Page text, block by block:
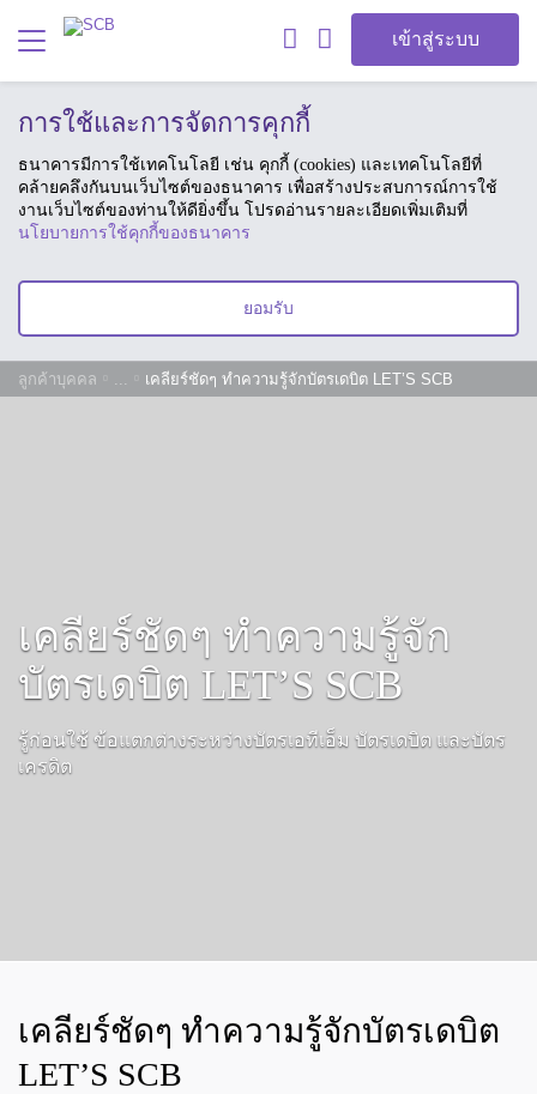
เข้าสู่ระบบ
การใช้และการจัดการคุกกี้
ธนาคารมีการใช้เทคโนโลยี เช่น คุกกี้ (cookies) และเทคโนโลยีที่
คล้ายคลึงกันบนเว็บไซต์ของธนาคาร เพื่อสร้างประสบการณ์การใช้
งานเว็บไซต์ของท่านให้ดียิ่งขึ้น โปรดอ่านรายละเอียดเพิ่มเติมที่
นโยบายการใช้คุกกี้ของธนาคาร
ยอมรับ
ลูกค้าบุคคล ... เคลียร์ชัดๆ ทำความรู้จักบัตรเดบิต LET’S SCB
เคลียร์ชัดๆ ทำความรู้จัก
บัตรเดบิต LET’S SCB
รู้ก่อนใช้ ข้อแตกต่างระหว่างบัตรเอทีเอ็ม บัตรเดบิต และบัตร
เครดิต
เคลียร์ชัดๆ ทำความรู้จักบัตรเดบิต
LET’S SCB